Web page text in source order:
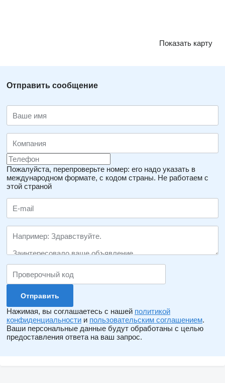
Показать карту
Отправить сообщение
Пожалуйста, перепроверьте номер: его надо указать в
международном формате, с кодом страны. Не работаем с
этой страной
Нажимая, вы соглашаетесь с нашей политикой
конфиденциальности и пользовательским соглашением.
Ваши персональные данные будут обработаны с целью
предоставления ответа на ваш запрос.